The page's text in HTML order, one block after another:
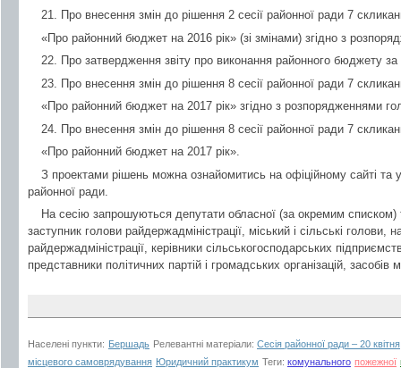
21. Про внесення змін до рішення 2 сесії районної ради 7
«Про районний бюджет на 2016 рік» (зі змінами) згідно з
22. Про затвердження звіту про виконання районного бюджету за
23. Про внесення змін до рішення 8 сесії районної ради 7
«Про районний бюджет на 2017 рік» згідно з розпорядженнями
24. Про внесення змін до рішення 8 сесії районної ради 7
«Про районний бюджет на 2017 рік».
З проектами рішень можна ознайомитись на офіційному сайті та
районної ради.
На сесію запрошуються депутати обласної (за окремим
заступник голови райдержадміністрації, міський і сільські голови,
райдержадміністрації, керівники сільськогосподарських
представники політичних партій і громадських організацій, засобів
Населені пункти: Бершадь Релевантні матеріали: Сесія районної ради – 20 квітня
місцевого самоврядування Юридичний практикум Теги: комунального пожежної